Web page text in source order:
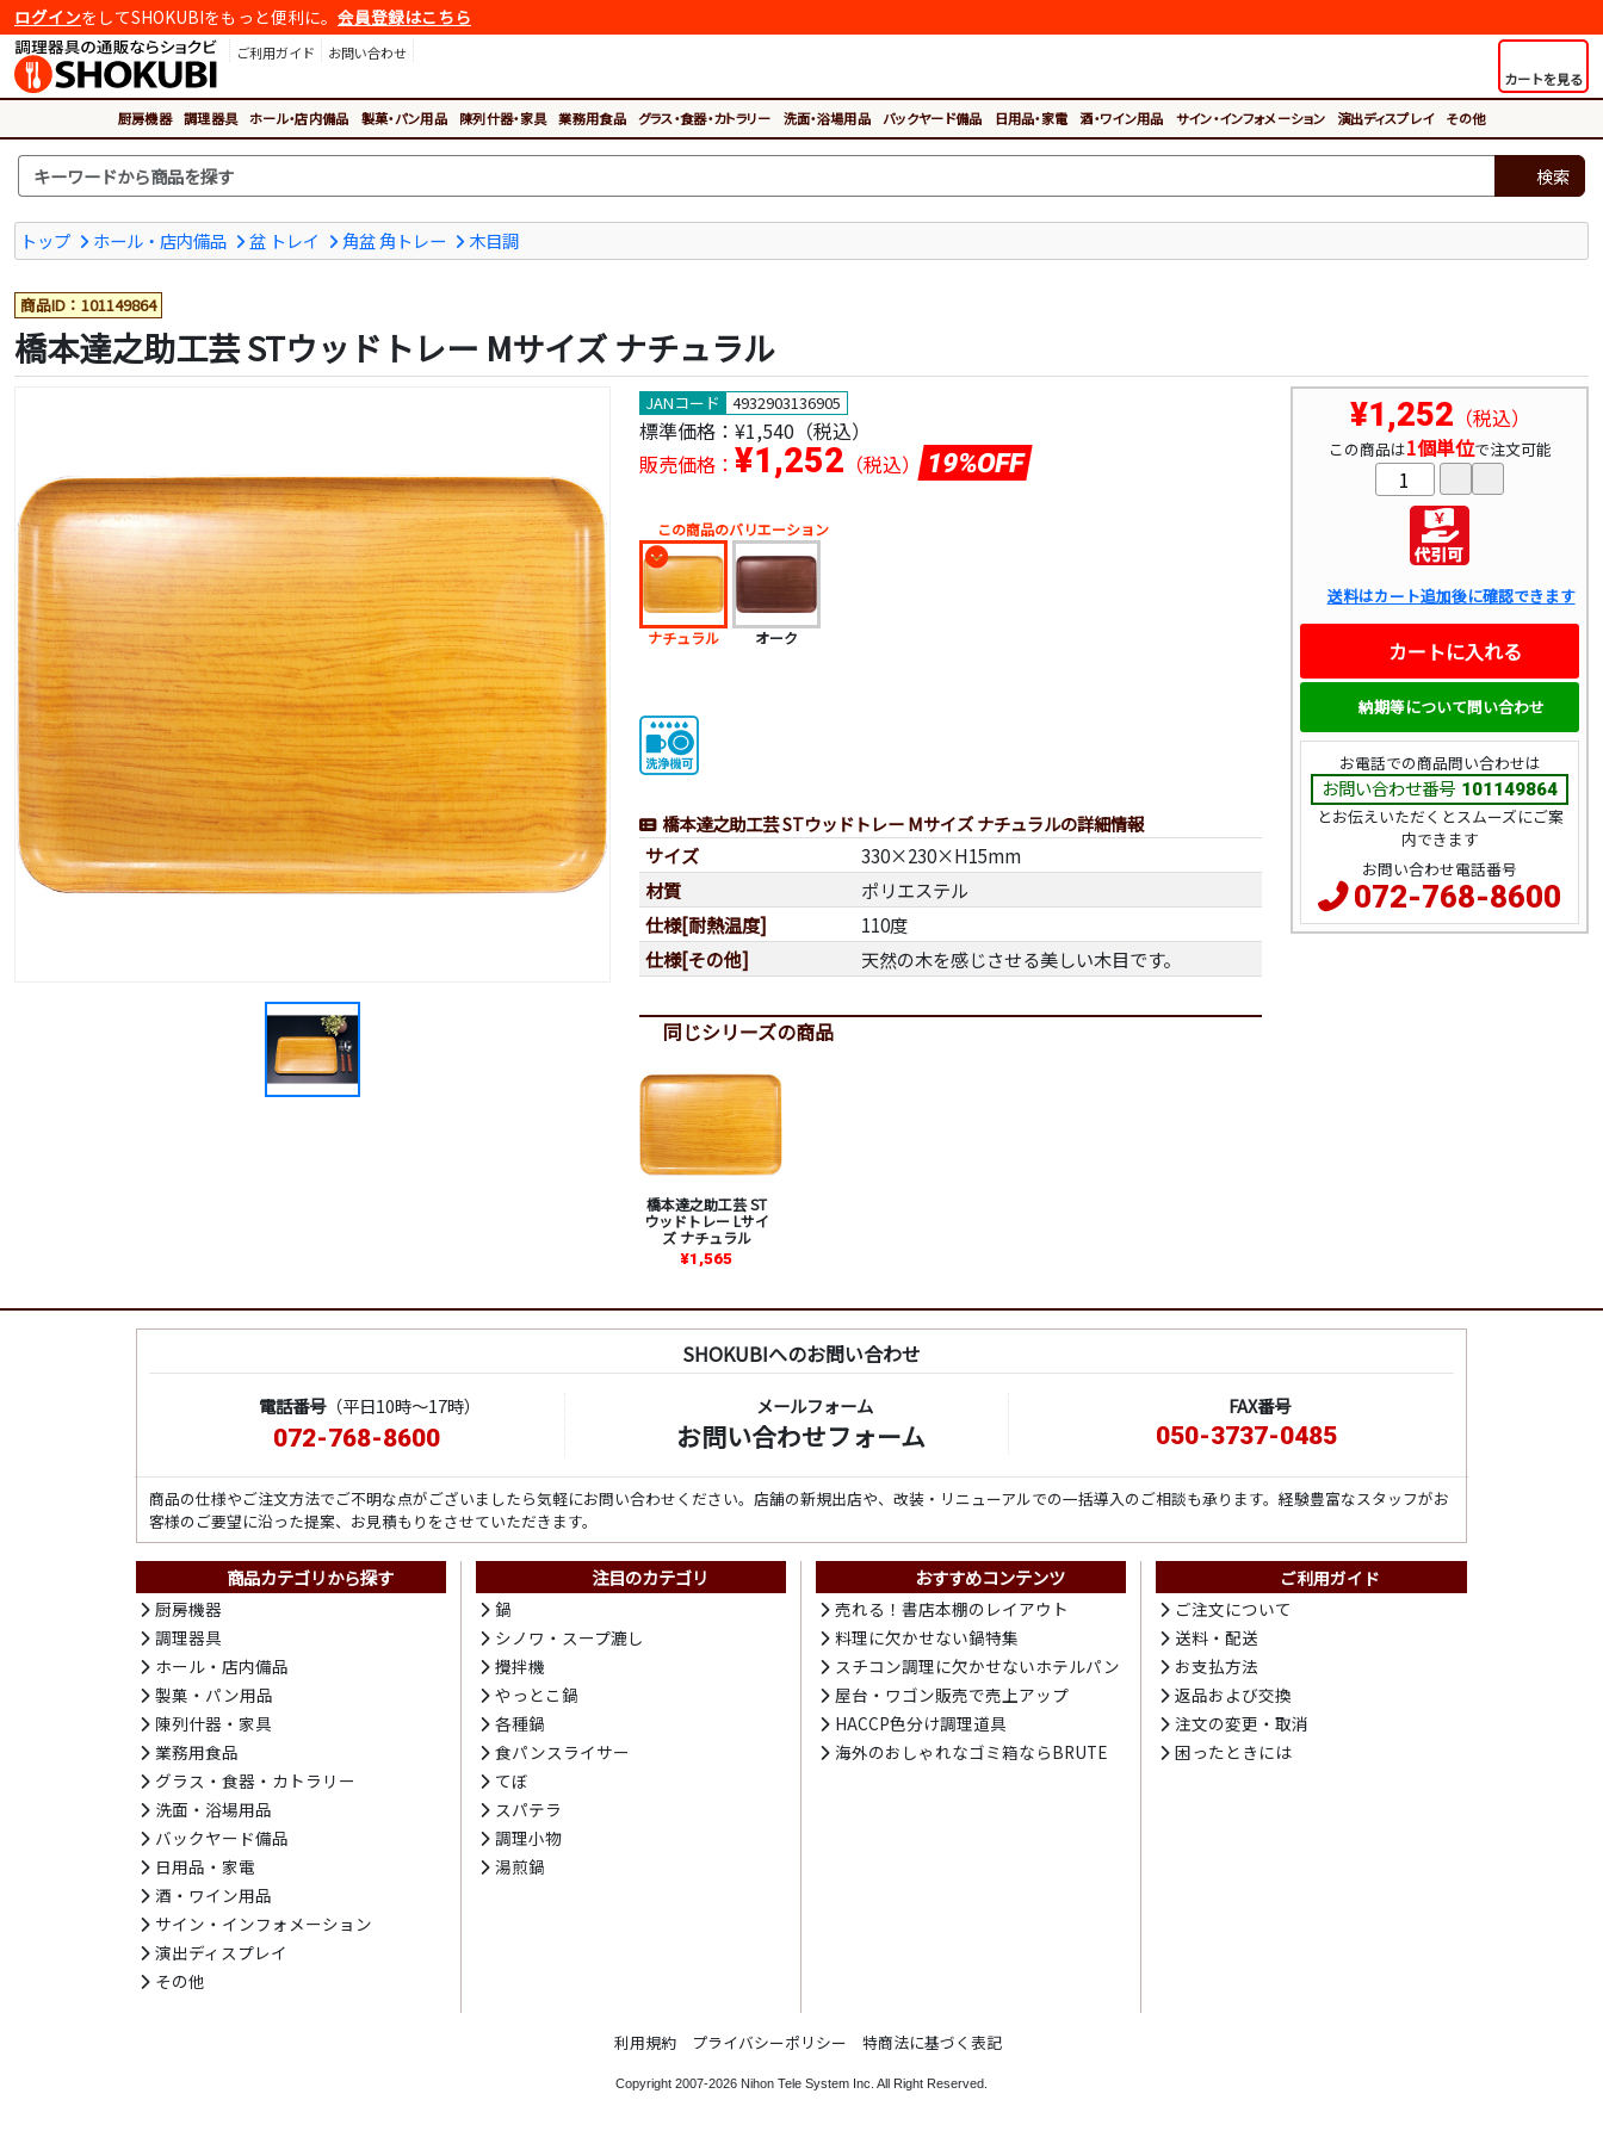
ログインをしてSHOKUBIをもっと便利に。 会員登録はこちら
ご利用ガイド
お問い合わせ
カートを見る
厨房機器 調理器具 ホール・店内備品 製菓・パン用品 陳列什器・家具 業務用食品 グラス・食器・カトラリー 洗面・浴場用品 バックヤード備品 日用品・家電 酒・ワイン用品 サイン・インフォメーション 演出ディスプレイ その他
検索
トップ ホール・店内備品 盆 トレイ 角盆 角トレー 木目調
商品ID：101149864
橋本達之助工芸 STウッドトレー Mサイズ ナチュラル
JANコード 4932903136905
標準価格： ¥1,540（税込）
販売価格： ¥1,252 （税込） 19%OFF
この商品のバリエーション
ナチュラル オーク
橋本達之助工芸 STウッドトレー Mサイズ ナチュラルの詳細情報
サイズ
330×230×H15mm
材質
ポリエステル
仕様[耐熱温度]
110度
仕様[その他]
天然の木を感じさせる美しい木目です。
同じシリーズの商品
橋本達之助工芸 ST
ウッドトレー Lサイ
ズ ナチュラル
¥1,565
¥1,252 （税込）
この商品は1個単位で注文可能
送料はカート追加後に確認できます
カートに入れる
納期等について問い合わせ
お電話での商品問い合わせは
お問い合わせ番号 101149864
とお伝えいただくとスムーズにご案
内できます
お問い合わせ電話番号
072-768-8600
SHOKUBIへのお問い合わせ
電話番号（平日10時～17時）
072-768-8600
メールフォーム
お問い合わせフォーム
FAX番号
050-3737-0485
商品の仕様やご注文方法でご不明な点がございましたら気軽にお問い合わせください。店舗の新規出店や、改装・リニューアルでの一括導入のご相談も承ります。経験豊富なスタッフがお
客様のご要望に沿った提案、お見積もりをさせていただきます。
商品カテゴリから探す
厨房機器
調理器具
ホール・店内備品
製菓・パン用品
陳列什器・家具
業務用食品
グラス・食器・カトラリー
洗面・浴場用品
バックヤード備品
日用品・家電
酒・ワイン用品
サイン・インフォメーション
演出ディスプレイ
その他
注目のカテゴリ
鍋
シノワ・スープ漉し
攪拌機
やっとこ鍋
各種鍋
食パンスライサー
てぼ
スパテラ
調理小物
湯煎鍋
おすすめコンテンツ
売れる！書店本棚のレイアウト
料理に欠かせない鍋特集
スチコン調理に欠かせないホテルパン
屋台・ワゴン販売で売上アップ
HACCP色分け調理道具
海外のおしゃれなゴミ箱ならBRUTE
ご利用ガイド
ご注文について
送料・配送
お支払方法
返品および交換
注文の変更・取消
困ったときには
利用規約 プライバシーポリシー 特商法に基づく表記
Copyright 2007-2026 Nihon Tele System Inc. All Right Reserved.